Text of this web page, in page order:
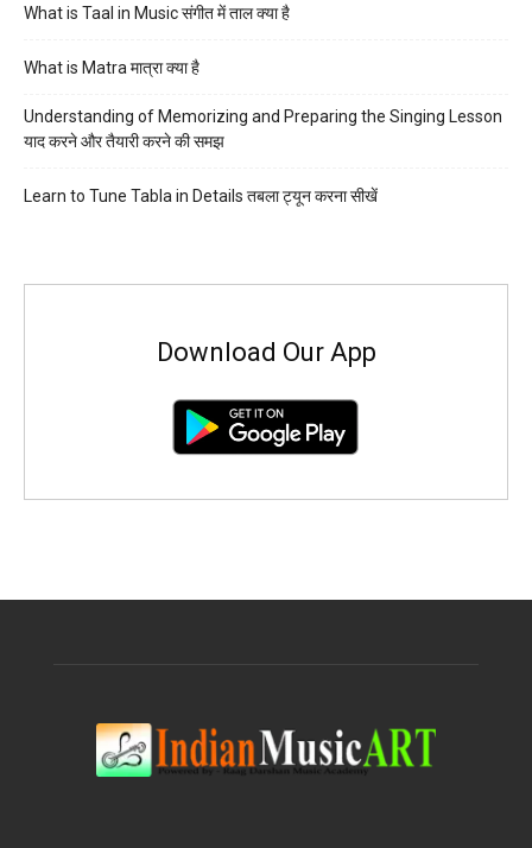
What is Taal in Music संगीत में ताल क्या है
What is Matra मात्रा क्या है
Understanding of Memorizing and Preparing the Singing Lesson
याद करने और तैयारी करने की समझ
Learn to Tune Tabla in Details तबला ट्यून करना सीखें
Download Our App